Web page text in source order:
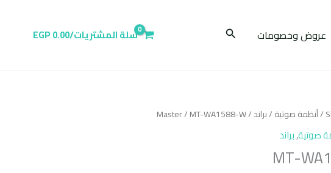
عروض وخصومات البحث سلة المشتريات/0.00
EGP
/أنظمة صوتية/براند/
Master/ MT-WA1588-W
صوتية,براند
MT-